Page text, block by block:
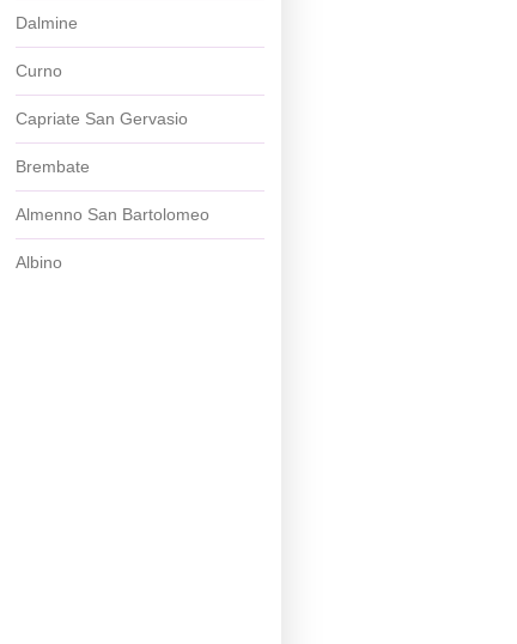
Dalmine
Curno
Capriate San Gervasio
Brembate
Almenno San Bartolomeo
Albino